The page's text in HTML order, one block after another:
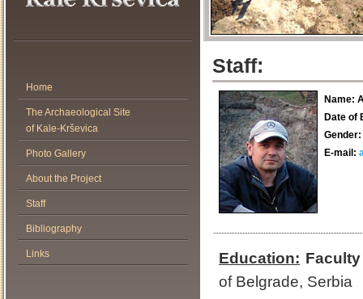
Staff:
Name:
Date of
Gender:
E-mail:
Education:
of Belgrade, Serbia
Home
The Archaeological Site
of Kale-Krševica
Photo Gallery
About the Project
Staff
Bibliography
Links